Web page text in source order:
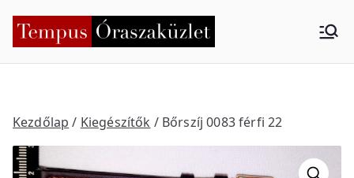
Tempus
küzlet
Kezdőlap / Kiegészítők / Bőrszíj 0083 férfi 22